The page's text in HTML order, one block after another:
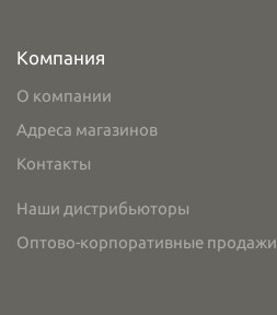
Компания
О компании
Адреса магазинов
Контакты
Наши дистрибьюторы
Оптово-корпоративные продажи